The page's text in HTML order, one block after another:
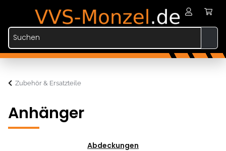
Zubehör & Ersatzteile
Anhänger
Abdeckungen